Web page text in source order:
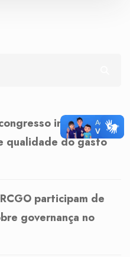
internacional
qualidade do gasto
participam de
governança no